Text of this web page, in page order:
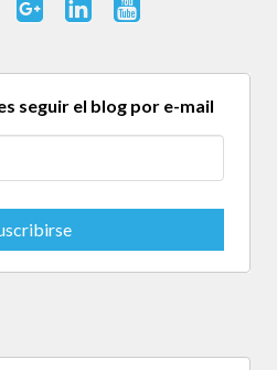
seguir el blog por e-mail